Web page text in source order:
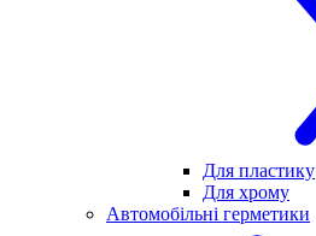
Для пластику
Для хрому
Автомобільні герметики